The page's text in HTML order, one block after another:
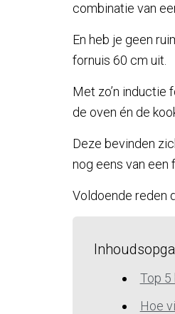
combinatie van
En heb je geen
fornuis 60 cm uit.
Met zo’n inductie
de oven én de
Deze bevinden
nog eens van een
Voldoende reden
Top
Hoe